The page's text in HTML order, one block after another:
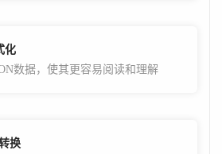
化
数据，使其更容易阅读和理解
换